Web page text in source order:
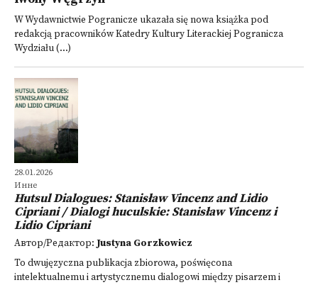
W Wydawnictwie Pogranicze ukazała się nowa książka pod
redakcją pracowników Katedry Kultury Literackiej Pogranicza
Wydziału (...)
28.01.2026
Инне
Hutsul Dialogues: Stanisław Vincenz and Lidio
Cipriani / Dialogi huculskie: Stanisław Vincenz i
Lidio Cipriani
Автор/Редактор: Justyna Gorzkowicz
To dwujęzyczna publikacja zbiorowa, poświęcona
intelektualnemu i artystycznemu dialogowi między pisarzem i